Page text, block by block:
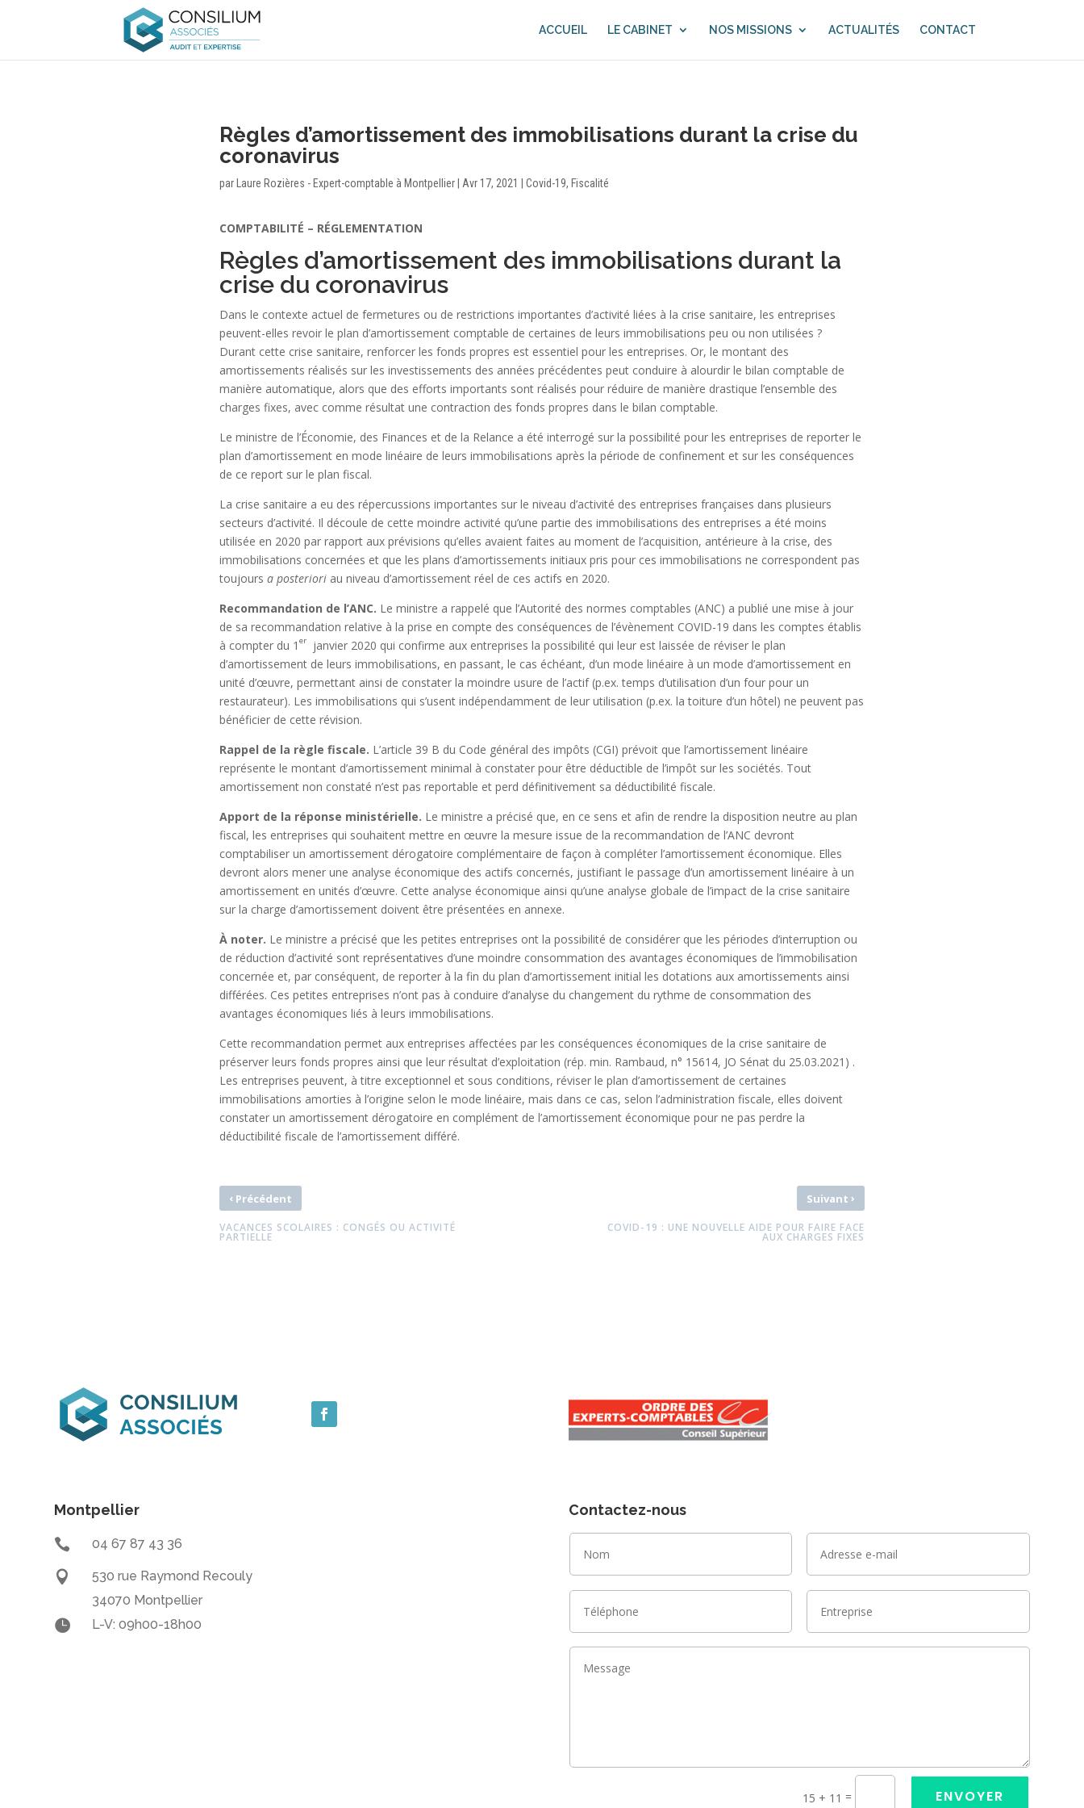
ACCUEIL LE CABINET NOS MISSIONS ACTUALITÉS CONTACT
Règles d’amortissement des immobilisations durant la crise du
coronavirus
par Laure Rozières - Expert-comptable à Montpellier Avr 17, 2021 Covid-19, Fiscalité
COMPTABILITÉ – RÉGLEMENTATION
Règles d’amortissement des immobilisations durant la
crise du coronavirus
Dans le contexte actuel de fermetures ou de restrictions importantes d’activité liées à la crise sanitaire, les entreprises
peuvent-elles revoir le plan d’amortissement comptable de certaines de leurs immobilisations peu ou non utilisées ?
Durant cette crise sanitaire, renforcer les fonds propres est essentiel pour les entreprises. Or, le montant des
amortissements réalisés sur les investissements des années précédentes peut conduire à alourdir le bilan comptable de
manière automatique, alors que des efforts importants sont réalisés pour réduire de manière drastique l’ensemble des
charges fixes, avec comme résultat une contraction des fonds propres dans le bilan comptable.
Le ministre de l’Économie, des Finances et de la Relance a été interrogé sur la possibilité pour les entreprises de reporter le
plan d’amortissement en mode linéaire de leurs immobilisations après la période de confinement et sur les conséquences
de ce report sur le plan fiscal.
La crise sanitaire a eu des répercussions importantes sur le niveau d’activité des entreprises françaises dans plusieurs
secteurs d’activité. Il découle de cette moindre activité qu’une partie des immobilisations des entreprises a été moins
utilisée en 2020 par rapport aux prévisions qu’elles avaient faites au moment de l’acquisition, antérieure à la crise, des
immobilisations concernées et que les plans d’amortissements initiaux pris pour ces immobilisations ne correspondent pas
toujours a posteriori au niveau d’amortissement réel de ces actifs en 2020.
Recommandation de l’ANC. Le ministre a rappelé que l’Autorité des normes comptables (ANC) a publié une mise à jour
de sa recommandation relative à la prise en compte des conséquences de l’évènement COVID-19 dans les comptes établis
à compter du 1 er
janvier 2020 qui confirme aux entreprises la possibilité qui leur est laissée de réviser le plan
d’amortissement de leurs immobilisations, en passant, le cas échéant, d’un mode linéaire à un mode d’amortissement en
unité d’œuvre, permettant ainsi de constater la moindre usure de l’actif (p.ex. temps d’utilisation d’un four pour un
restaurateur). Les immobilisations qui s’usent indépendamment de leur utilisation (p.ex. la toiture d’un hôtel) ne peuvent pas
bénéficier de cette révision.
Rappel de la règle fiscale. L’article 39 B du Code général des impôts (CGI) prévoit que l’amortissement linéaire
représente le montant d’amortissement minimal à constater pour être déductible de l’impôt sur les sociétés. Tout
amortissement non constaté n’est pas reportable et perd définitivement sa déductibilité fiscale.
Apport de la réponse ministérielle. Le ministre a précisé que, en ce sens et afin de rendre la disposition neutre au plan
fiscal, les entreprises qui souhaitent mettre en œuvre la mesure issue de la recommandation de l’ANC devront
comptabiliser un amortissement dérogatoire complémentaire de façon à compléter l’amortissement économique. Elles
devront alors mener une analyse économique des actifs concernés, justifiant le passage d’un amortissement linéaire à un
amortissement en unités d’œuvre. Cette analyse économique ainsi qu’une analyse globale de l’impact de la crise sanitaire
sur la charge d’amortissement doivent être présentées en annexe.
À noter. Le ministre a précisé que les petites entreprises ont la possibilité de considérer que les périodes d’interruption ou
de réduction d’activité sont représentatives d’une moindre consommation des avantages économiques de l’immobilisation
concernée et, par conséquent, de reporter à la fin du plan d’amortissement initial les dotations aux amortissements ainsi
différées. Ces petites entreprises n’ont pas à conduire d’analyse du changement du rythme de consommation des
avantages économiques liés à leurs immobilisations.
Cette recommandation permet aux entreprises affectées par les conséquences économiques de la crise sanitaire de
préserver leurs fonds propres ainsi que leur résultat d’exploitation (rép. min. Rambaud, n° 15614, JO Sénat du 25.03.2021) .
Les entreprises peuvent, à titre exceptionnel et sous conditions, réviser le plan d’amortissement de certaines
immobilisations amorties à l’origine selon le mode linéaire, mais dans ce cas, selon l’administration fiscale, elles doivent
constater un amortissement dérogatoire en complément de l’amortissement économique pour ne pas perdre la
déductibilité fiscale de l’amortissement différé.
‹ Précédent
VACANCES SCOLAIRES : CONGÉS OU ACTIVITÉ
PARTIELLE
Suivant ›
COVID-19 : UNE NOUVELLE AIDE POUR FAIRE FACE
AUX CHARGES FIXES
Montpellier
 04 67 87 43 36

530 rue Raymond Recouly
34070 Montpellier
 L-V: 09h00-18h00
Contactez-nous
15 + 11 = ENVOYER